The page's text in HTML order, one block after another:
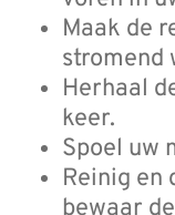
Maak de
stromend
Herhaal
keer.
Spoel uw
Reinig en